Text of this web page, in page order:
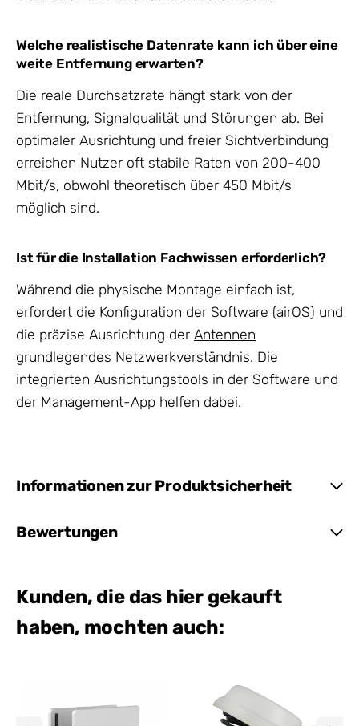
Welche realistische Datenrate kann ich über eine
weite Entfernung erwarten?
Die reale Durchsatzrate hängt stark von der
Entfernung, Signalqualität und Störungen ab. Bei
optimaler Ausrichtung und freier Sichtverbindung
erreichen Nutzer oft stabile Raten von 200-400
Mbit/s, obwohl theoretisch über 450 Mbit/s
möglich sind.
Ist für die Installation Fachwissen erforderlich?
Während die physische Montage einfach ist,
erfordert die Konfiguration der Software (airOS) und
die präzise Ausrichtung der Antennen
grundlegendes Netzwerkverständnis. Die
integrierten Ausrichtungstools in der Software und
der Management-App helfen dabei.
Informationen zur Produktsicherheit
Bewertungen
Kunden, die das hier gekauft
haben, mochten auch: